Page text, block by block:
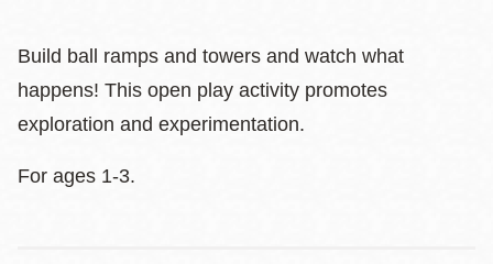
Build ball ramps and towers and watch what
happens! This open play activity promotes
exploration and experimentation.
For ages 1-3.